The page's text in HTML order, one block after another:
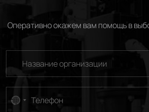
Оперативно окажем вам помощь в
No